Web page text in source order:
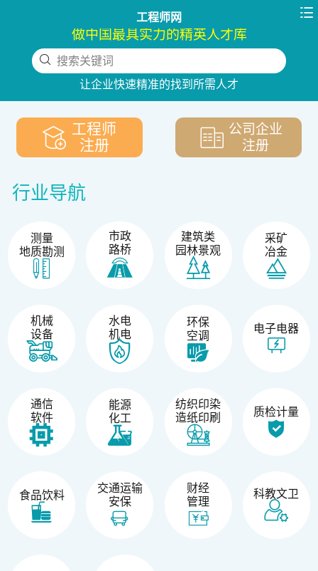
工程师网 
做中国最具实力的精英人才库
搜索关键词
让企业快速精准的找到所需人才
下拉刷新
工程师
注册
公司企业
注册
行业导航
测量
地质勘测
市政
路桥
建筑类
园林景观
采矿
冶金
机械
设备
水电
机电
环保
空调
电子电器
通信
软件
能源
化工
纺织印染
造纸印刷
质检计量
食品饮料
交通运输
安保
财经
管理
科教文卫